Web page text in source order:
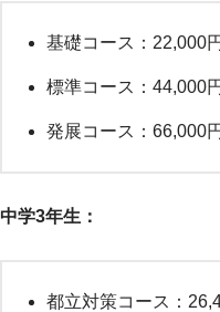
基礎コース：22,000
標準コース：44,000
発展コース：66,000
中学3年生：
都立対策コース：